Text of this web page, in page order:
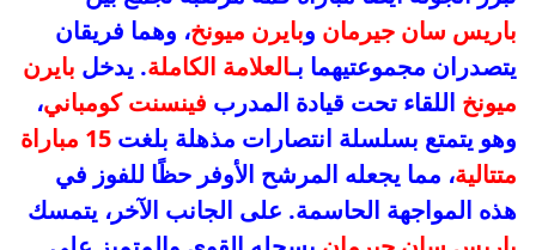
باريس سان جيرمان وبايرن ميونخ، وهما فريقان
يتصدران مجموعتيهما بـالعلامة الكاملة. يدخل بايرن
ميونخ اللقاء تحت قيادة المدرب فينسنت كومباني،
وهو يتمتع بسلسلة انتصارات مذهلة بلغت
15 مباراة
متتالية، مما يجعله المرشح الأوفر حظًا للفوز في
هذه المواجهة الحاسمة. على الجانب الآخر، يتمسك